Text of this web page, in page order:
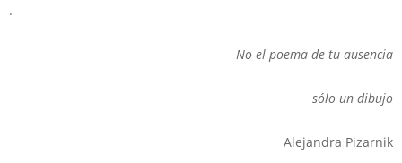
.
No el poema de tu ausencia
sólo un dibujo
Alejandra Pizarnik